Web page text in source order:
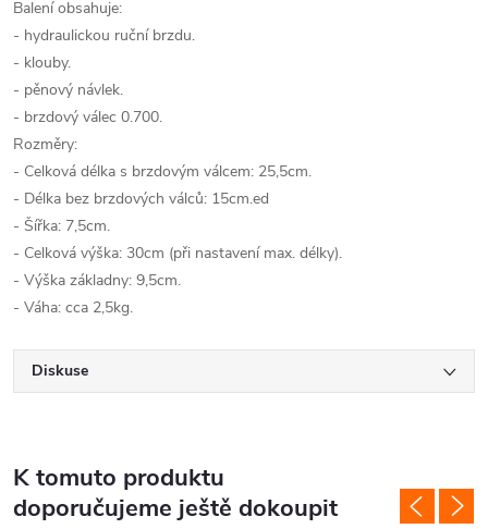
Balení obsahuje:
- hydraulickou ruční brzdu.
- klouby.
- pěnový návlek.
- brzdový válec 0.700.
Rozměry:
- Celková délka s brzdovým válcem: 25,5cm.
- Délka bez brzdových válců: 15cm.ed
- Šířka: 7,5cm.
- Celková výška: 30cm (při nastavení max. délky).
- Výška základny: 9,5cm.
- Váha: cca 2,5kg.
Diskuse
K tomuto produktu
doporučujeme ještě dokoupit